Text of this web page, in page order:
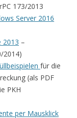
173/2013
Server 2016
2013 –
2014)
für die
(als PDF
PKH
per Mausklick